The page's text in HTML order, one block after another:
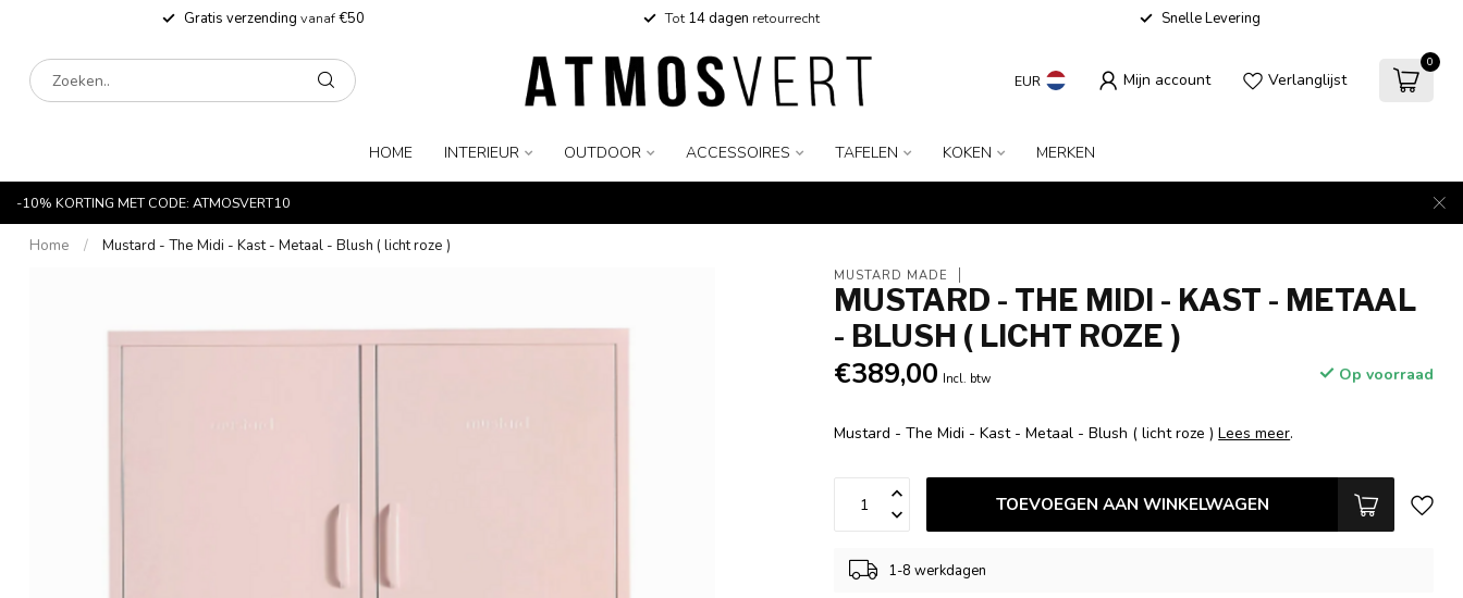
Gratis verzending vanaf€50 Tot14 dagen retourrecht Snelle Levering
EUR Mijn account Verlanglijst
0
HOME INTERIEUR OUTDOOR ACCESSOIRES TAFELEN KOKEN MERKEN
-10% KORTING MET CODE: ATMOSVERT10
Home / Mustard - The Midi - Kast - Metaal - Blush ( licht roze )
MUSTARD MADE
MUSTARD - THE MIDI - KAST - METAAL
- BLUSH ( LICHT ROZE )
€389,00 Incl. btw Op voorraad
Mustard - The Midi - Kast - Metaal - Blush ( licht roze )Lees meer.
TOEVOEGEN AAN WINKELWAGEN
1-8 werkdagen